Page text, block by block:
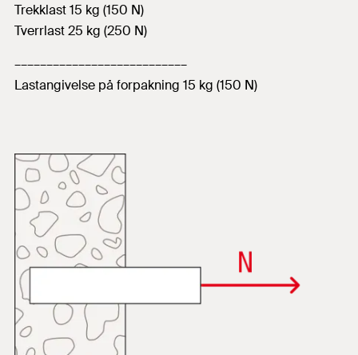
Trekklast 15 kg (150 N)
Tverrlast 25 kg (250 N)
–––––––––––––––––––––––––––
Lastangivelse på forpakning 15 kg (150 N)